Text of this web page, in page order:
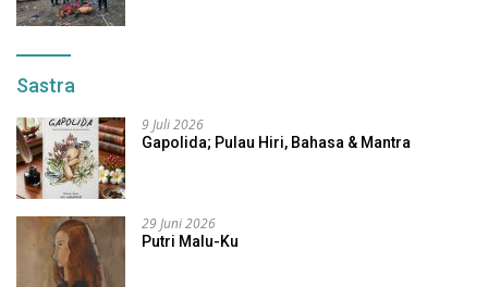
Sastra
9 Juli 2026
Gapolida; Pulau Hiri, Bahasa & Mantra
29 Juni 2026
Putri Malu-Ku